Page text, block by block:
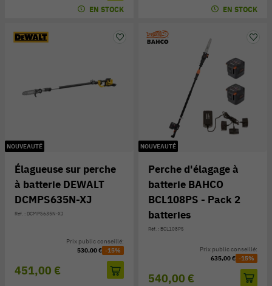
EN STOCK EN STOCK
NOUVEAUTÉ
Élagueuse sur perche
à batterie DEWALT
DCMPS635N-XJ
Réf. : DCMPS635N-XJ
451,00 €
Prix public conseillé:
530,00 € -15%
NOUVEAUTÉ
Perche d'élagage à
batterie BAHCO
BCL108PS - Pack 2
batteries
Réf. : BCL108PS
540,00 €
Prix public conseillé:
635,00 € -15%